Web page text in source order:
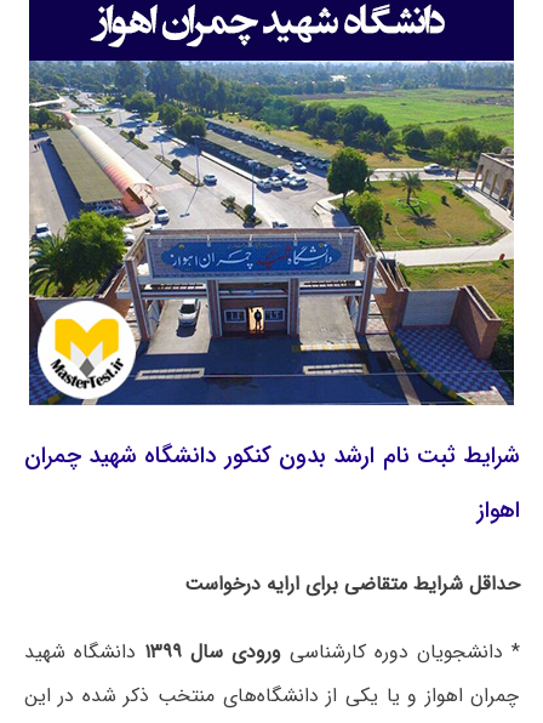
شرایط ثبت نام ارشد بدون کنکور دانشگاه شهید چمران
اهواز
حداقل شرایط متقاضی برای ارایه درخواست
* دانشجویان دوره کارشناسی ورودی سال ۱۳۹۹
دانشگاه شهید
چمران اهواز و یا یکی از دانشگاه‌های منتخب ذکر شده در این